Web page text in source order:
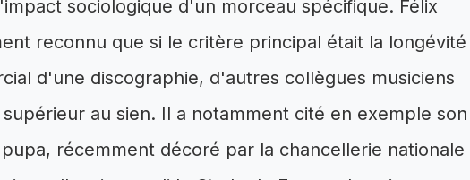
sociologique d'un morceau spécifique. Félix
reconnu que si le critère principal était la longévité
d'une discographie, d'autres collègues musiciens
au sien. Il a notamment cité en exemple son
récemment décoré par la chancellerie nationale